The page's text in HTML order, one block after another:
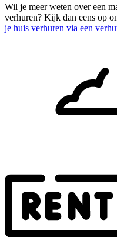
Wil je meer weten over een
verhuren? Kijk dan eens op
je huis verhuren via een